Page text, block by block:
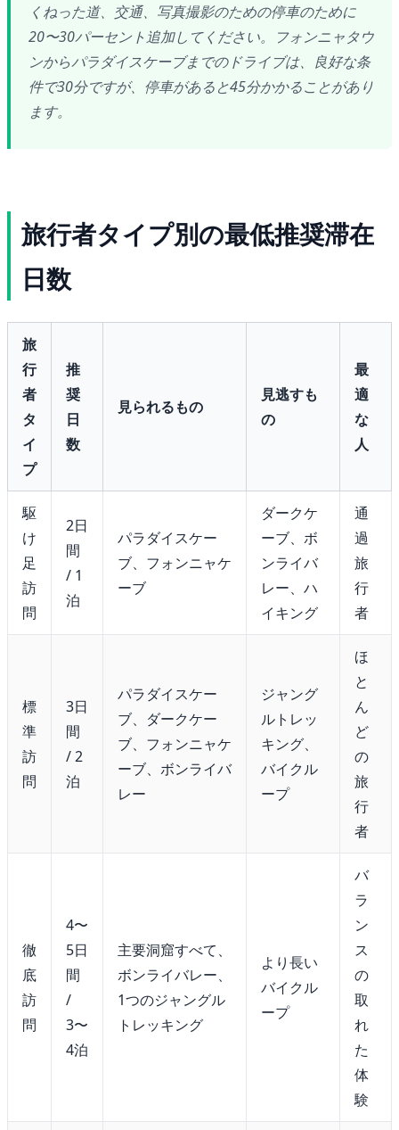
くねった道、交通、写真撮影のための停車のために
20〜30パーセント追加してください。フォンニャタウ
ンからパラダイスケーブまでのドライブは、良好な条
件で30分ですが、停車があると45分かかることがあり
ます。
旅行者タイプ別の最低推奨滞在
日数
旅
行
者
タ
イ
プ
推
奨
日
数
見られるもの
見逃すも
の
最
適
な
人
駆
け
足
訪
問
2日
間
/ 1
泊
パラダイスケー
ブ、フォンニャケ
ーブ
ダークケ
ーブ、ボ
ンライバ
レー、ハ
イキング
通
過
旅
行
者
標
準
訪
問
3日
間
/ 2
泊
パラダイスケー
ブ、ダークケー
ブ、フォンニャケ
ーブ、ボンライバ
レー
ジャング
ルトレッ
キング、
バイクル
ープ
ほ
と
ん
ど
の
旅
行
者
徹
底
訪
問
4〜
5日
間
/
3〜
4泊
主要洞窟すべて、
ボンライバレー、
1つのジャングル
トレッキング
より長い
バイクル
ープ
バ
ラ
ン
ス
の
取
れ
た
体
験